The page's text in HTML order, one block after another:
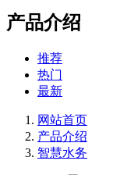
产品介绍
推荐
热门
最新
网站首页
产品介绍
智慧水务